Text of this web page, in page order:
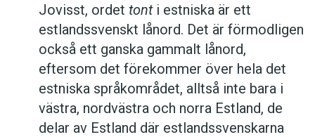
Jovisst, ordet tonti estniska är ett
estlandssvenskt lånord. Det är förmodligen
också ett ganska gammalt lånord,
eftersom det förekommer över hela det
estniska språkområdet, alltså inte bara i
västra, nordvästra och norra Estland, de
delar av Estland där estlandssvenskarna